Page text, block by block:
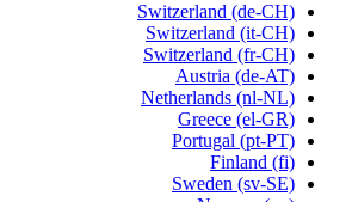
Switzerland (de-CH)
Switzerland (it-CH)
Switzerland (fr-CH)
Austria (de-AT)
Netherlands (nl-NL)
Greece (el-GR)
Portugal (pt-PT)
Finland (fi)
Sweden (sv-SE)